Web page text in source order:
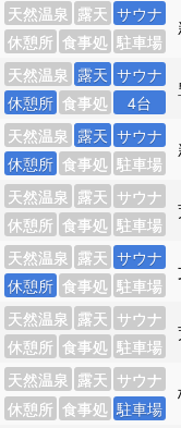
天然温泉 露天 サウナ
休憩所 食事処 駐車場
天然温泉 露天 サウナ
休憩所 食事処 4台
天然温泉 露天 サウナ
休憩所 食事処 駐車場
天然温泉 露天 サウナ
休憩所 食事処 駐車場
天然温泉 露天 サウナ
休憩所 食事処 駐車場
天然温泉 露天 サウナ
休憩所 食事処 駐車場
天然温泉 露天 サウナ
休憩所 食事処 駐車場